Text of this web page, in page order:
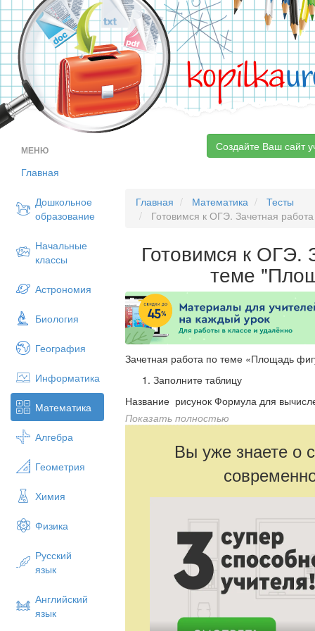
kopilka
МЕНЮ
Главная
Дошкольное
образование
Начальные
классы
Астрономия
Биология
География
Информатика
Математика
Алгебра
Геометрия
Химия
Физика
Русский
язык
Английский
язык
Создайте Ваш сайт
Главная Математика
Тесты
Готовимся к ОГЭ. Зачетная
Готовимся к ОГЭ.
теме
Зачетная работа по теме «Площадь
Заполните таблицу
Название рисунок Формула для
1.Прямоугольный треугольник
2.Равносторонний треугольник
3.Произвольный треугольник
7.Трапеция
Решите задачи
Найдите площадь треугольника,
Показать полностью
Вы уже знаете о